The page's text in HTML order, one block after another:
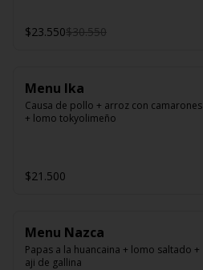
panko/ camarón, queso crema, en
panko.
$23.550$30.550
Menu Ika
Causa de pollo + arroz con camarones
+ lomo tokyolimeño
$21.500
Menu Nazca
Papas a la huancaina + lomo saltado +
aji de gallina